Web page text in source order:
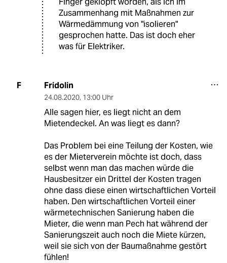
Zusammenhang mit Maßnahmen zur
Wärmedämmung von "isolieren"
gesprochen hatte. Das ist doch eher
was für Elektriker.
F Fridolin
24.08.2020, 13:00 Uhr
Alle sagen hier, es liegt nicht an dem
Mietendeckel. An was liegt es dann?
Das Problem bei eine Teilung der Kosten, wie
es der Mieterverein möchte ist doch, dass
selbst wenn man das machen würde die
Hausbesitzer ein Drittel der Kosten tragen
ohne dass diese einen wirtschaftlichen Vorteil
haben. Den wirtschaftlichen Vorteil einer
wärmetechnischen Sanierung haben die
Mieter, die wenn man Pech hat während der
Sanierungszeit auch noch die Miete kürzen,
weil sie sich von der Baumaßnahme gestört
fühlen!